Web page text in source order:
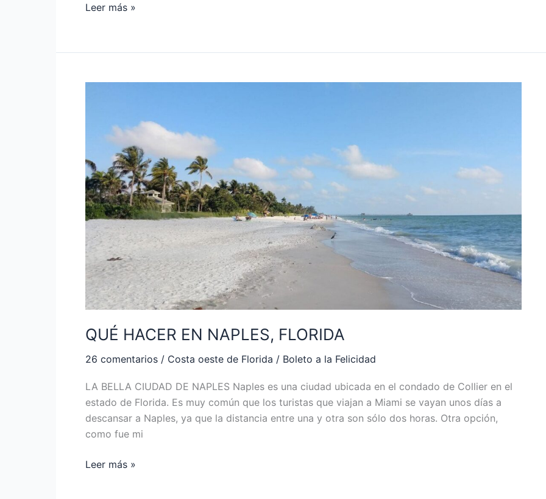
Leer más »
QUÉ HACER EN NAPLES, FLORIDA
26 comentarios / Costa oeste de Florida / Boleto a la Felicidad
LA BELLA CIUDAD DE NAPLES Naples es una ciudad ubicada en el condado de Collier en el
estado de Florida. Es muy común que los turistas que viajan a Miami se vayan unos días a
descansar a Naples, ya que la distancia entre una y otra son sólo dos horas. Otra opción,
como fue mi
NAPLES,
FLORIDA
Leer más »